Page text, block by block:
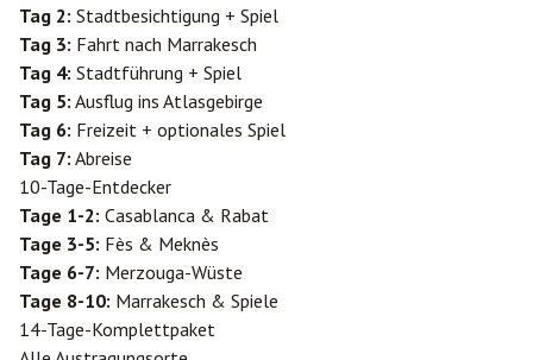
Tag 2: Stadtbesichtigung + Spiel
Tag 3: Fahrt nach Marrakesch
Tag 4: Stadtführung + Spiel
Tag 5: Ausflug ins Atlasgebirge
Tag 6: Freizeit + optionales Spiel
Tag 7: Abreise
10-Tage-Entdecker
Tage 1-2: Casablanca & Rabat
Tage 3-5: Fès & Meknès
Tage 6-7: Merzouga-Wüste
Tage 8-10: Marrakesch & Spiele
14-Tage-Komplettpaket